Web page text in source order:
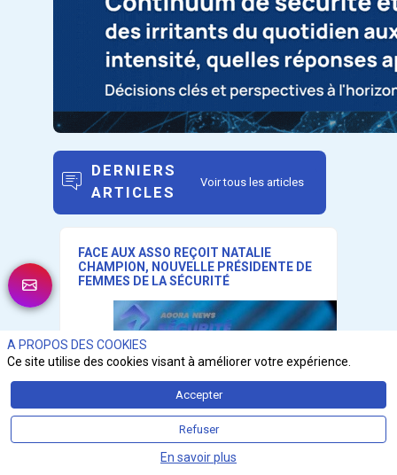
DERNIERS
ARTICLES
Voir tous les articles
FACE AUX ASSO REÇOIT NATALIE
CHAMPION, NOUVELLE PRÉSIDENTE DE
FEMMES DE LA SÉCURITÉ
A PROPOS DES COOKIES
Ce site utilise des cookies visant à améliorer votre expérience.
Accepter
Refuser
En savoir plus